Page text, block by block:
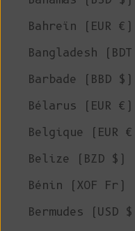
Bahreïn (EUR €)
Bangladesh (BDT
Barbade (BBD $)
Bélarus (EUR €)
Belgique (EUR
Belize (BZD $)
Bénin (XOF Fr)
Bermudes (USD